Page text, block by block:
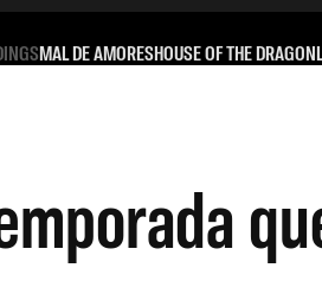
MAL DE AMORESHOUSE OF THE DRAGON